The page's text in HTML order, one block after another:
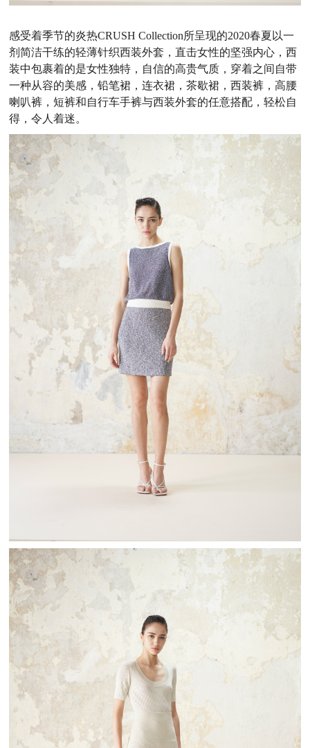
感受着季节的炎热CRUSH Collection所呈现的2020春夏以一
剂简洁干练的轻薄针织西装外套，直击女性的坚强内心，西
装中包裹着的是女性独特，自信的高贵气质，穿着之间自带
一种从容的美感，铅笔裙，连衣裙，茶歇裙，西装裤，高腰
喇叭裤，短裤和自行车手裤与西装外套的任意搭配，轻松自
得，令人着迷。